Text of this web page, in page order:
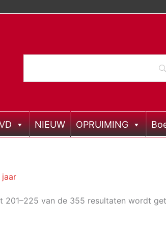
NIEUW OPRUIMING
jaar
201–225 van de 355 resultaten wordt